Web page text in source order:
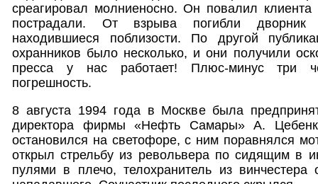
среагировал молниеносно. Он повалил
пострадали. От взрыва погибли
находившиеся поблизости. По другой
охранников было несколько, и они получили
пресса у нас работает! Плюс-минус три
погрешность.
8 августа 1994 года в Москве была
директора фирмы «Нефть Самары» А.
остановился на светофоре, с ним поравнялся
открыл стрельбу из револьвера по сидящим в
пулями в плечо, телохранитель из